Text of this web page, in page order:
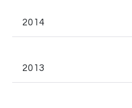
2014
2013